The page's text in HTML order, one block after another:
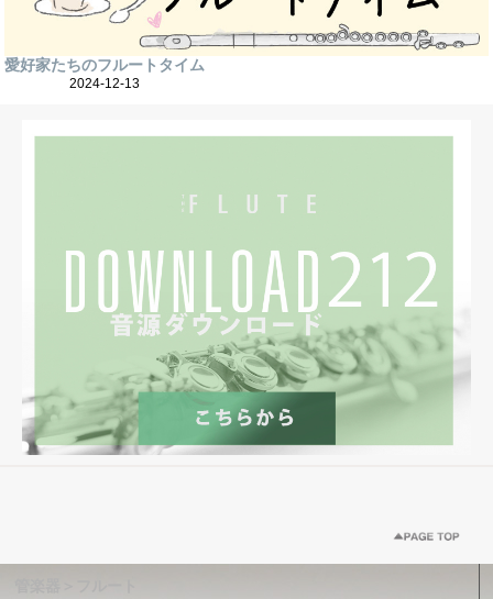
愛好家たちのフルートタイム
2024-12-13